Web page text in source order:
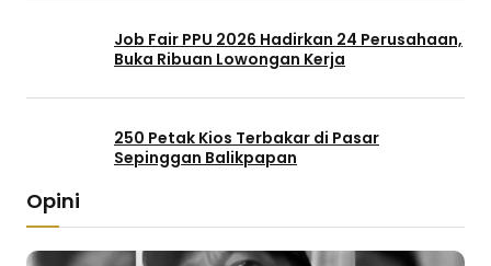
Job Fair PPU 2026 Hadirkan 24 Perusahaan,
Buka Ribuan Lowongan Kerja
250 Petak Kios Terbakar di Pasar
Sepinggan Balikpapan
Opini